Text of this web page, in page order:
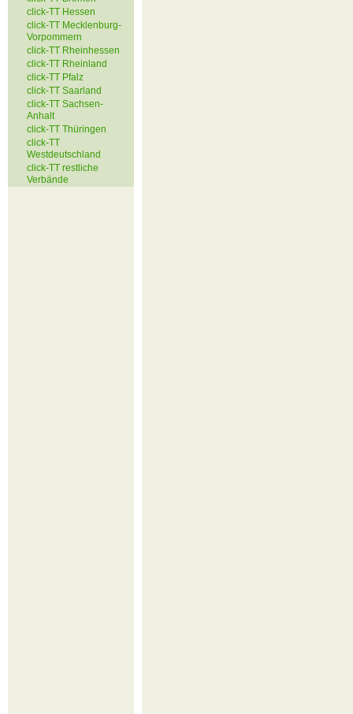
click-TT Hessen
click-TT Mecklenburg-
Vorpommern
click-TT Rheinhessen
click-TT Rheinland
click-TT Pfalz
click-TT Saarland
click-TT Sachsen-
Anhalt
click-TT Thüringen
click-TT
Westdeutschland
click-TT restliche
Verbände